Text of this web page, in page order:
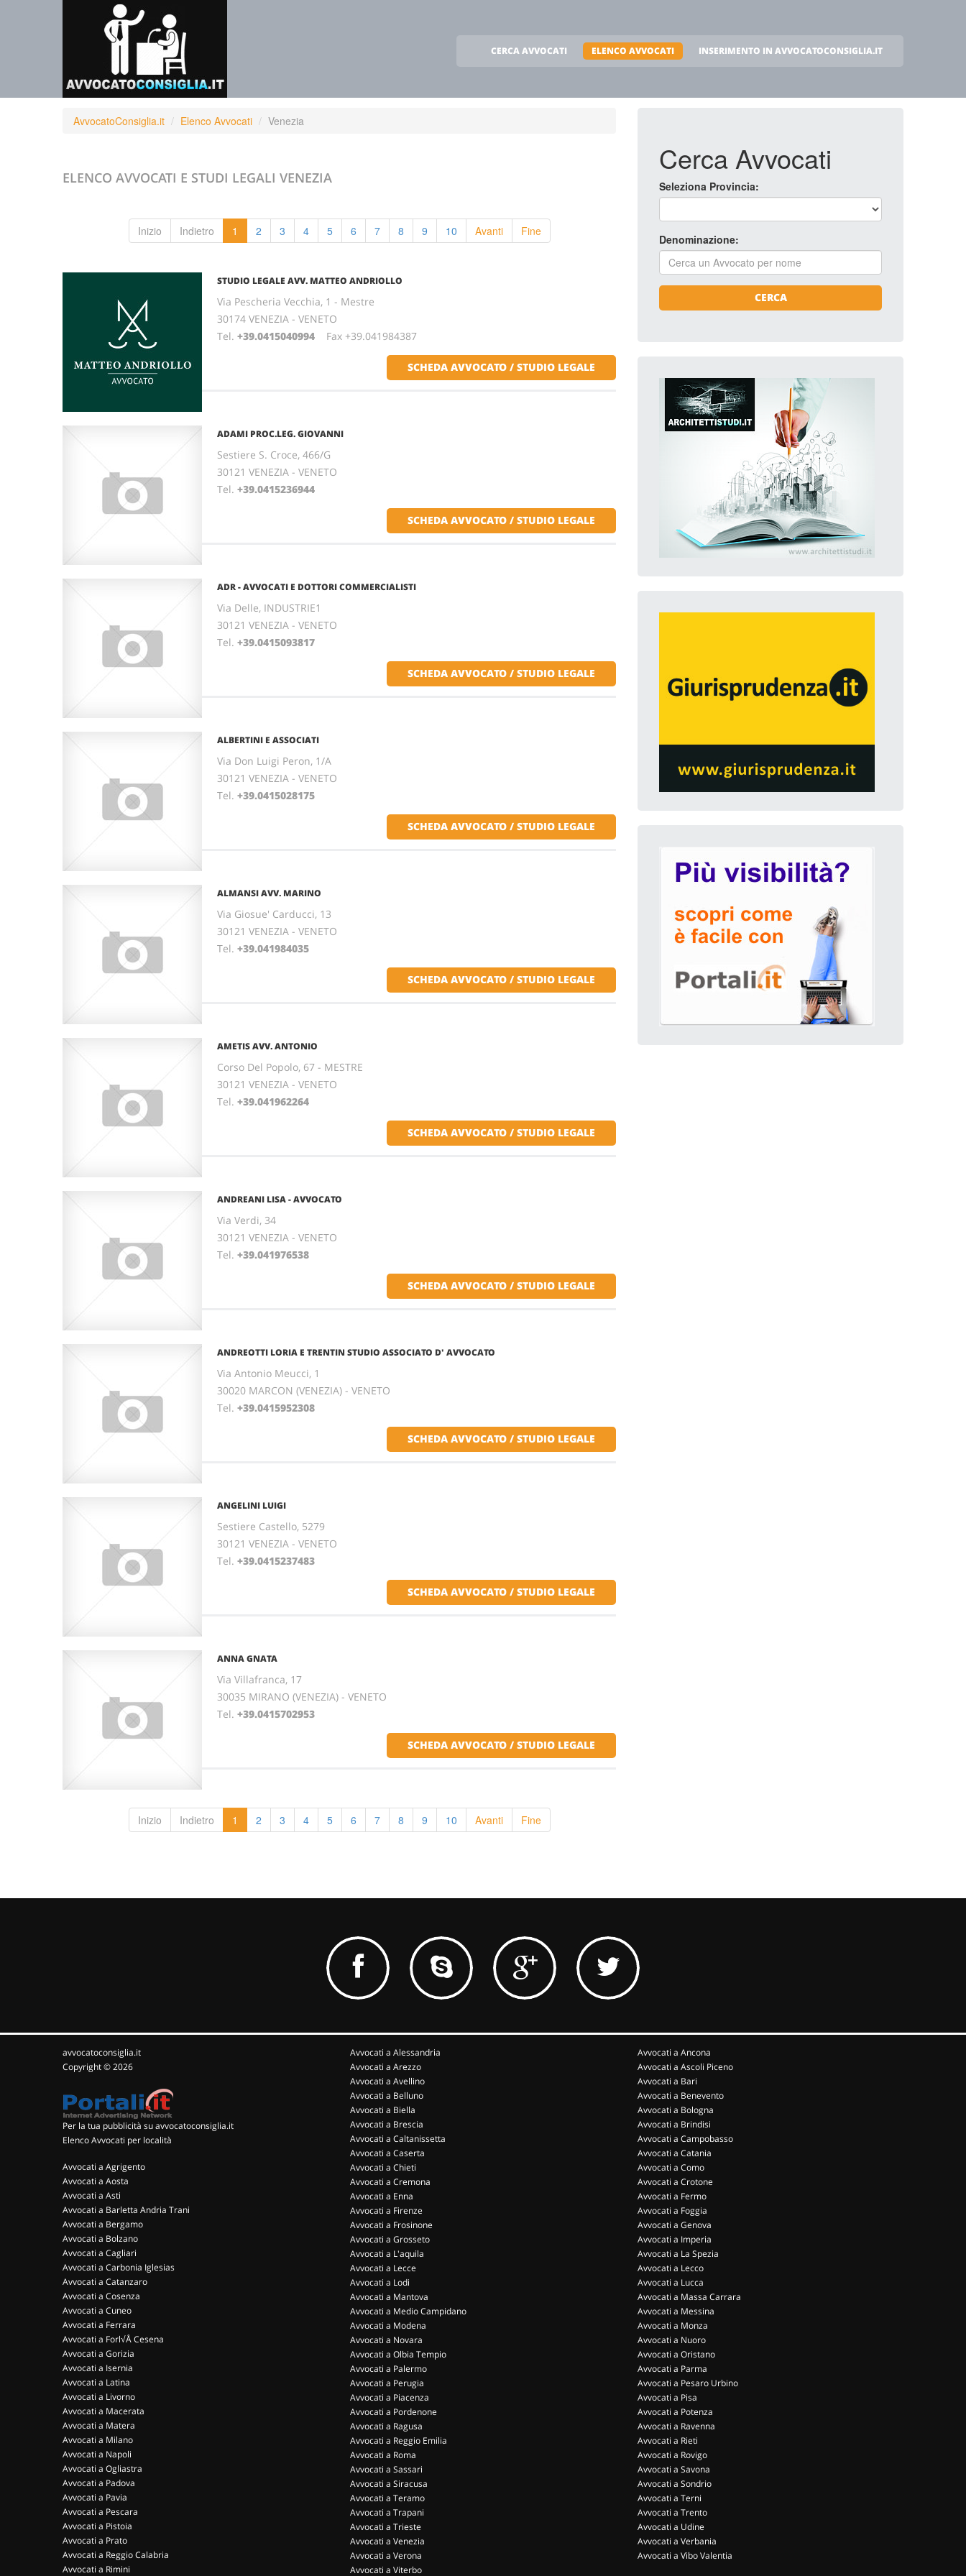
CERCA AVVOCATI ELENCO AVVOCATI INSERIMENTO IN AVVOCATOCONSIGLIA.IT
AvvocatoConsiglia.it Elenco Avvocati Venezia
ELENCO AVVOCATI E STUDI LEGALI VENEZIA
Inizio Indietro 1 2 3 4 5 6 7 8 9 10 Avanti Fine
STUDIO LEGALE AVV. MATTEO ANDRIOLLO
Via Pescheria Vecchia, 1 - Mestre
30174 VENEZIA - VENETO
Tel. +39.0415040994 Fax +39.041984387
SCHEDA AVVOCATO / STUDIO LEGALE
ADAMI PROC.LEG. GIOVANNI
Sestiere S. Croce, 466/G
30121 VENEZIA - VENETO
Tel. +39.0415236944
SCHEDA AVVOCATO / STUDIO LEGALE
ADR - AVVOCATI E DOTTORI COMMERCIALISTI
Via Delle, INDUSTRIE1
30121 VENEZIA - VENETO
Tel. +39.0415093817
SCHEDA AVVOCATO / STUDIO LEGALE
ALBERTINI E ASSOCIATI
Via Don Luigi Peron, 1/A
30121 VENEZIA - VENETO
Tel. +39.0415028175
SCHEDA AVVOCATO / STUDIO LEGALE
ALMANSI AVV. MARINO
Via Giosue' Carducci, 13
30121 VENEZIA - VENETO
Tel. +39.041984035
SCHEDA AVVOCATO / STUDIO LEGALE
AMETIS AVV. ANTONIO
Corso Del Popolo, 67 - MESTRE
30121 VENEZIA - VENETO
Tel. +39.041962264
SCHEDA AVVOCATO / STUDIO LEGALE
ANDREANI LISA - AVVOCATO
Via Verdi, 34
30121 VENEZIA - VENETO
Tel. +39.041976538
SCHEDA AVVOCATO / STUDIO LEGALE
ANDREOTTI LORIA E TRENTIN STUDIO ASSOCIATO D' AVVOCATO
Via Antonio Meucci, 1
30020 MARCON (VENEZIA) - VENETO
Tel. +39.0415952308
SCHEDA AVVOCATO / STUDIO LEGALE
ANGELINI LUIGI
Sestiere Castello, 5279
30121 VENEZIA - VENETO
Tel. +39.0415237483
SCHEDA AVVOCATO / STUDIO LEGALE
ANNA GNATA
Via Villafranca, 17
30035 MIRANO (VENEZIA) - VENETO
Tel. +39.0415702953
SCHEDA AVVOCATO / STUDIO LEGALE
Inizio Indietro 1 2 3 4 5 6 7 8 9 10 Avanti Fine
Cerca Avvocati
Seleziona Provincia:
Denominazione:
CERCA
avvocatoconsiglia.it
Copyright © 2026
Per la tua pubblicità su avvocatoconsiglia.it
Elenco Avvocati per località
Avvocati a Agrigento
Avvocati a Aosta
Avvocati a Asti
Avvocati a Barletta Andria Trani
Avvocati a Bergamo
Avvocati a Bolzano
Avvocati a Cagliari
Avvocati a Carbonia Iglesias
Avvocati a Catanzaro
Avvocati a Cosenza
Avvocati a Cuneo
Avvocati a Ferrara
Avvocati a Forl√Å Cesena
Avvocati a Gorizia
Avvocati a Isernia
Avvocati a Latina
Avvocati a Livorno
Avvocati a Macerata
Avvocati a Matera
Avvocati a Milano
Avvocati a Napoli
Avvocati a Ogliastra
Avvocati a Padova
Avvocati a Pavia
Avvocati a Pescara
Avvocati a Pistoia
Avvocati a Prato
Avvocati a Reggio Calabria
Avvocati a Rimini
Avvocati a Alessandria
Avvocati a Arezzo
Avvocati a Avellino
Avvocati a Belluno
Avvocati a Biella
Avvocati a Brescia
Avvocati a Caltanissetta
Avvocati a Caserta
Avvocati a Chieti
Avvocati a Cremona
Avvocati a Enna
Avvocati a Firenze
Avvocati a Frosinone
Avvocati a Grosseto
Avvocati a L'aquila
Avvocati a Lecce
Avvocati a Lodi
Avvocati a Mantova
Avvocati a Medio Campidano
Avvocati a Modena
Avvocati a Novara
Avvocati a Olbia Tempio
Avvocati a Palermo
Avvocati a Perugia
Avvocati a Piacenza
Avvocati a Pordenone
Avvocati a Ragusa
Avvocati a Reggio Emilia
Avvocati a Roma
Avvocati a Sassari
Avvocati a Siracusa
Avvocati a Teramo
Avvocati a Trapani
Avvocati a Trieste
Avvocati a Venezia
Avvocati a Verona
Avvocati a Viterbo
Avvocati a Ancona
Avvocati a Ascoli Piceno
Avvocati a Bari
Avvocati a Benevento
Avvocati a Bologna
Avvocati a Brindisi
Avvocati a Campobasso
Avvocati a Catania
Avvocati a Como
Avvocati a Crotone
Avvocati a Fermo
Avvocati a Foggia
Avvocati a Genova
Avvocati a Imperia
Avvocati a La Spezia
Avvocati a Lecco
Avvocati a Lucca
Avvocati a Massa Carrara
Avvocati a Messina
Avvocati a Monza
Avvocati a Nuoro
Avvocati a Oristano
Avvocati a Parma
Avvocati a Pesaro Urbino
Avvocati a Pisa
Avvocati a Potenza
Avvocati a Ravenna
Avvocati a Rieti
Avvocati a Rovigo
Avvocati a Savona
Avvocati a Sondrio
Avvocati a Terni
Avvocati a Trento
Avvocati a Udine
Avvocati a Verbania
Avvocati a Vibo Valentia